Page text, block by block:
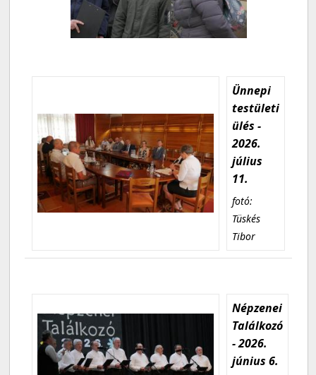
Ünnepi
testületi
ülés -
2026.
július
11.
fotó:
Tüskés
Tibor
Népzenei
Találkozó
- 2026.
június 6.